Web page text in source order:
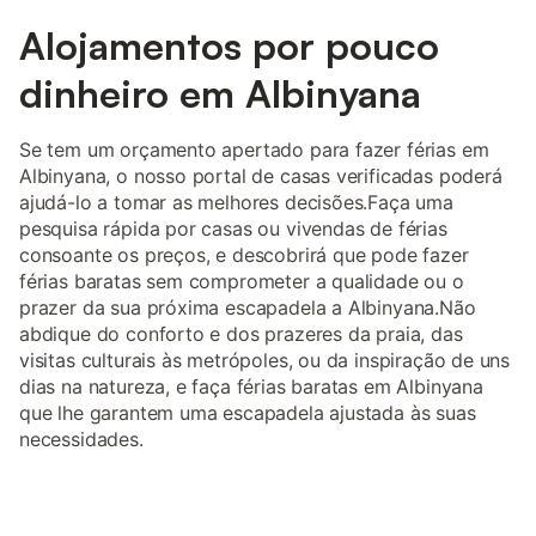
Alojamentos por pouco
dinheiro em Albinyana
Se tem um orçamento apertado para fazer férias em
Albinyana, o nosso portal de casas verificadas poderá
ajudá-lo a tomar as melhores decisões.Faça uma
pesquisa rápida por casas ou vivendas de férias
consoante os preços, e descobrirá que pode fazer
férias baratas sem comprometer a qualidade ou o
prazer da sua próxima escapadela a Albinyana.Não
abdique do conforto e dos prazeres da praia, das
visitas culturais às metrópoles, ou da inspiração de uns
dias na natureza, e faça férias baratas em Albinyana
que lhe garantem uma escapadela ajustada às suas
necessidades.